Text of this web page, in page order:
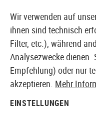
EUROPÄISCHER
Wir verwenden auf
ihnen sind technisch
Filter, etc.), während
Analysezwecke dienen.
Empfehlung) oder nur
akzeptieren. Mehr
EINSTELLUNGEN